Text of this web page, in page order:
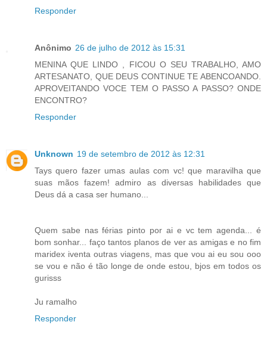
Responder
Anônimo 26 de julho de 2012 às 15:31
MENINA QUE LINDO , FICOU O SEU TRABALHO, AMO
ARTESANATO, QUE DEUS CONTINUE TE ABENCOANDO.
APROVEITANDO VOCE TEM O PASSO A PASSO? ONDE
ENCONTRO?
Responder
Unknown 19 de setembro de 2012 às 12:31
Tays quero fazer umas aulas com vc! que maravilha que
suas mãos fazem! admiro as diversas habilidades que
Deus dá a casa ser humano...
Quem sabe nas férias pinto por ai e vc tem agenda... é
bom sonhar... faço tantos planos de ver as amigas e no fim
maridex iventa outras viagens, mas que vou ai eu sou ooo
se vou e não é tão longe de onde estou, bjos em todos os
gurisss
Ju ramalho
Responder